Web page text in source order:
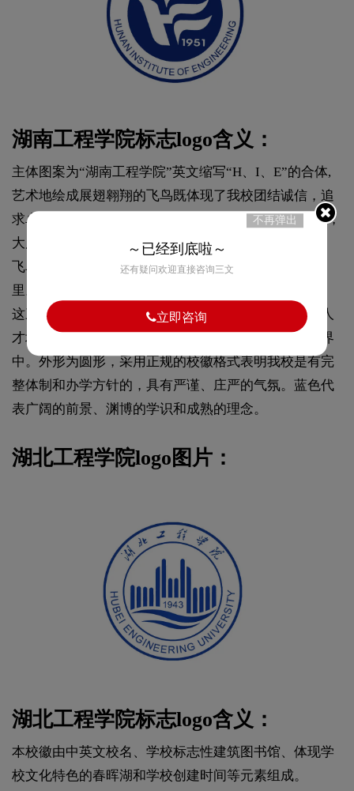
湖南工程学院标志logo含义：
主体图案为“湖南工程学院”英文缩写“H、I、E”的合体,
艺术地绘成展翅翱翔的飞鸟既体现了我校团结诚信，追
求卓越，争创一流,敢为人先的意志,又显示了两校联合，
大展宏图的活力，显现了“博学致远”的意境。
飞鸟象征引导学生在知识的天空中翱翔，来日鹏程万
里。三条飞翼又仿若伸展的树叶，象征着青春和活力。
这三条线既代表我校高素质、创造性、应用型的三大人
才培养目标，又将天时、地利、人和统一在高尚的境界
中。外形为圆形，采用正规的校徽格式表明我校是有完
整体制和办学方针的，具有严谨、庄严的气氛。蓝色代
表广阔的前景、渊博的学识和成熟的理念。
湖北工程学院logo图片：
湖北工程学院标志logo含义：
本校徽由中英文校名、学校标志性建筑图书馆、体现学
校文化特色的春晖湖和学校创建时间等元素组成。
不再弹出
～已经到底啦～
还有疑问欢迎直接咨询三文
立即咨询